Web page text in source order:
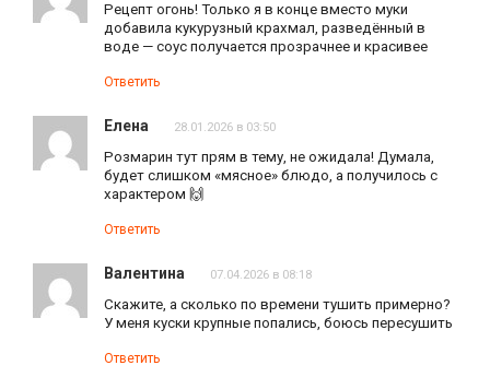
Рецепт огонь! Только я в конце вместо муки
добавила кукурузный крахмал, разведённый в
воде — соус получается прозрачнее и красивее
Ответить
Елена 28.01.2026 в 03:50
Розмарин тут прям в тему, не ожидала! Думала,
будет слишком «мясное» блюдо, а получилось с
характером 🙌
Ответить
Валентина 07.04.2026 в 08:18
Скажите, а сколько по времени тушить примерно?
У меня куски крупные попались, боюсь пересушить
Ответить